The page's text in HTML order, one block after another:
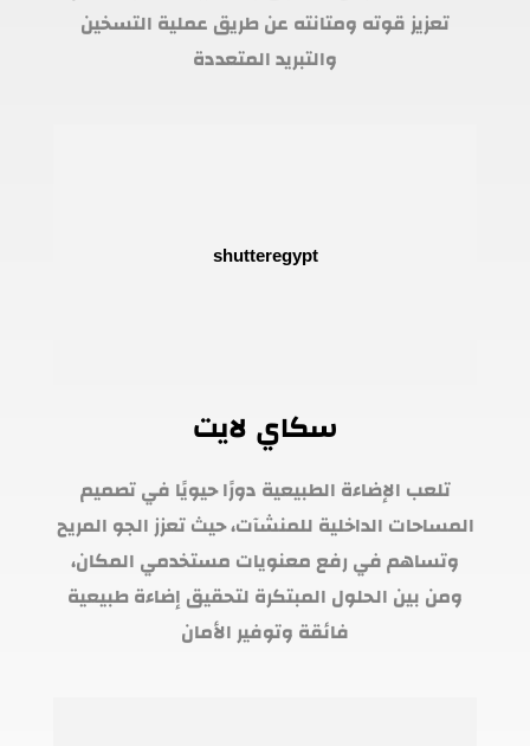
تعزيز قوته ومتانته عن طريق عملية التسخين
والتبريد المتعددة
سكاي لايت
تلعب الإضاءة الطبيعية دورًا حيويًا في تصميم
المساحات الداخلية للمنشآت، حيث تعزز الجو المريح
وتساهم في رفع معنويات مستخدمي المكان،
ومن بين الحلول المبتكرة لتحقيق إضاءة طبيعية
فائقة وتوفير الأمان